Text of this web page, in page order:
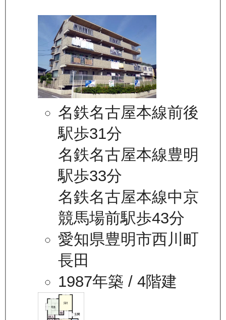
名鉄名古屋本線前後
駅歩31分
名鉄名古屋本線豊明
駅歩33分
名鉄名古屋本線中京
競馬場前駅歩43分
愛知県豊明市西川町
長田
1987年築 / 4階建